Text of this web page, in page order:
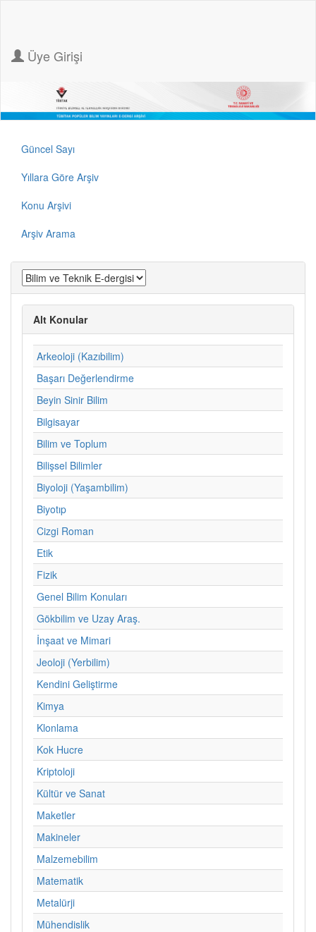
Üye Girişi
Güncel Sayı
Yıllara Göre Arşiv
Konu Arşivi
Arşiv Arama
Alt Konular
Arkeoloji (Kazıbilim)
Başarı Değerlendirme
Beyin Sinir Bilim
Bilgisayar
Bilim ve Toplum
Bilişsel Bilimler
Biyoloji (Yaşambilim)
Biyotıp
Cizgi Roman
Etik
Fizik
Genel Bilim Konuları
Gökbilim ve Uzay Araş.
İnşaat ve Mimari
Jeoloji (Yerbilim)
Kendini Geliştirme
Kimya
Klonlama
Kok Hucre
Kriptoloji
Kültür ve Sanat
Maketler
Makineler
Malzemebilim
Matematik
Metalürji
Mühendislik